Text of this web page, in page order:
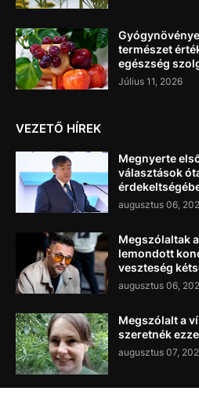
természet
egészség
Július 11, 2026
VEZETŐ HÍREK
Megnyerte
választások
augusztus 06,
Megszólaltak
lemondott
veszteség
augusztus 06,
Megszólalt a
szeretnék
augusztus 07,